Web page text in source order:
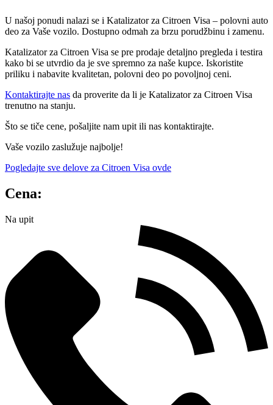
U našoj ponudi nalazi se i Katalizator za Citroen Visa – polovni auto
deo za Vaše vozilo. Dostupno odmah za brzu porudžbinu i zamenu.
Katalizator za Citroen Visa se pre prodaje detaljno pregleda i testira
kako bi se utvrdio da je sve spremno za naše kupce. Iskoristite
priliku i nabavite kvalitetan, polovni deo po povoljnoj ceni.
Kontaktirajte nas da proverite da li je Katalizator za Citroen Visa
trenutno na stanju.
Što se tiče cene, pošaljite nam upit ili nas kontaktirajte.
Vaše vozilo zaslužuje najbolje!
Pogledajte sve delove za Citroen Visa ovde
Cena:
Na upit